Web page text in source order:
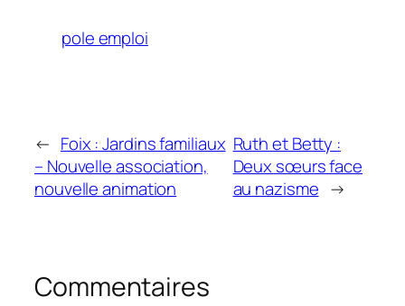
pole emploi
← Foix : Jardins familiaux
– Nouvelle association,
nouvelle animation
Ruth et Betty :
Deux sœurs face
au nazisme →
Commentaires